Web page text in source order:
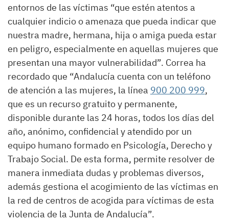
entornos de las víctimas “que estén atentos a
cualquier indicio o amenaza que pueda indicar que
nuestra madre, hermana, hija o amiga pueda estar
en peligro, especialmente en aquellas mujeres que
presentan una mayor vulnerabilidad”. Correa ha
recordado que “Andalucía cuenta con un teléfono
de atención a las mujeres, la línea 900 200 999,
que es un recurso gratuito y permanente,
disponible durante las 24 horas, todos los días del
año, anónimo, confidencial y atendido por un
equipo humano formado en Psicología, Derecho y
Trabajo Social. De esta forma, permite resolver de
manera inmediata dudas y problemas diversos,
además gestiona el acogimiento de las víctimas en
la red de centros de acogida para víctimas de esta
violencia de la Junta de Andalucía”.